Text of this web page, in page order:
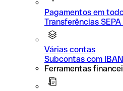
Pagamentos em
Transferências
Várias contas
Subcontas com
Ferramentas